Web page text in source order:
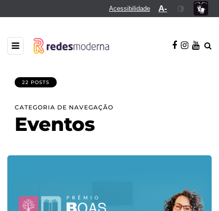
Acessibilidade A-
22 POSTS
CATEGORIA DE NAVEGAÇÃO
Eventos